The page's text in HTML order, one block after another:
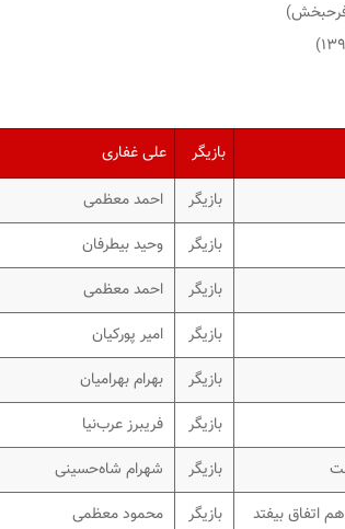
بازیگر علی غفاری
بازیگر احمد معظمی
بازیگر وحید بیطرفان
بازیگر احمد معظمی
بازیگر امیر پورکیان
بازیگر بهرام بهرامیان
بازیگر فریبرز عرب‌نیا
بازیگر شهرام شاه‌حسینی
اتفاق بیفتد بازیگر
محمود معظمی